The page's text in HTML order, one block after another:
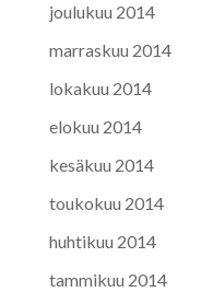
joulukuu 2014
marraskuu 2014
lokakuu 2014
elokuu 2014
kesäkuu 2014
toukokuu 2014
huhtikuu 2014
tammikuu 2014